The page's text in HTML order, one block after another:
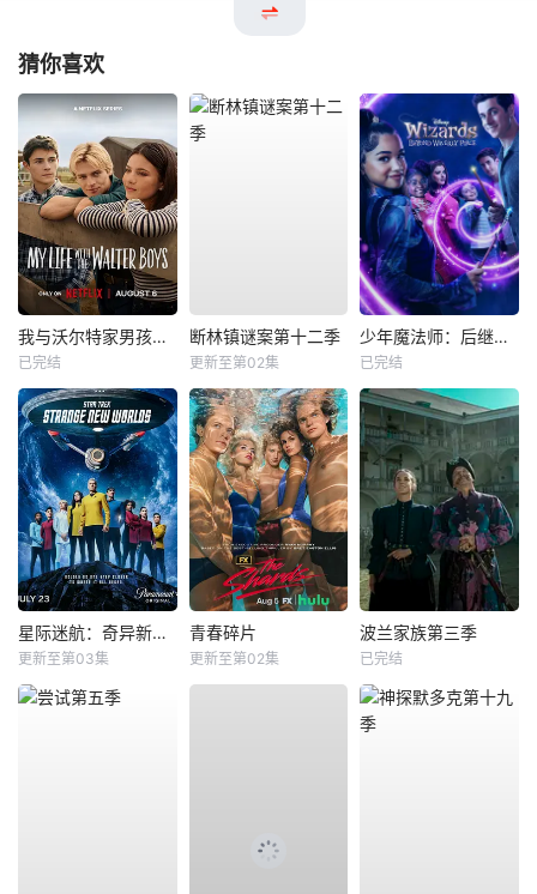
猜你喜欢
我与沃尔特家男孩的生活第三季
已完结
断林镇谜案第十二季
更新至第02集
少年魔法师：后继者第三季
已完结
星际迷航：奇异新世界第四季
更新至第03集
青春碎片
更新至第02集
波兰家族第三季
已完结